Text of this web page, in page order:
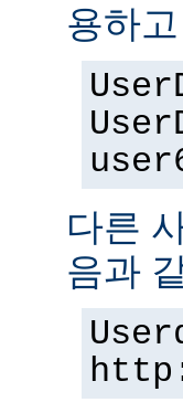
용하
다른
음과